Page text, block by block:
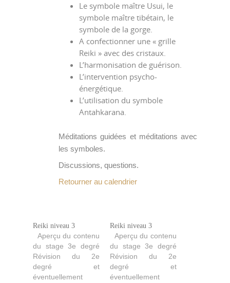
Le symbole maître Usui, le
symbole maître tibétain, le
symbole de la gorge.
A confectionner une « grille
Reiki » avec des cristaux.
L’harmonisation de guérison.
L’intervention psycho-
énergétique.
L’utilisation du symbole
Antahkarana.
Méditations guidées et méditations avec
les symboles.
Discussions, questions.
Retourner au calendrier
Reiki niveau 3
Aperçu du contenu
du stage 3e degré
Révision du 2e
degré et
éventuellement
Reiki niveau 3
Aperçu du contenu
du stage 3e degré
Révision du 2e
degré et
éventuellement